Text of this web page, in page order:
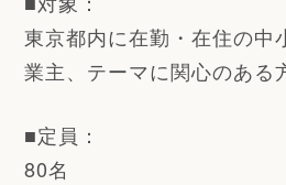
東京都内に在勤・在住の中
業主、テーマに関心のある
■定員：
80名